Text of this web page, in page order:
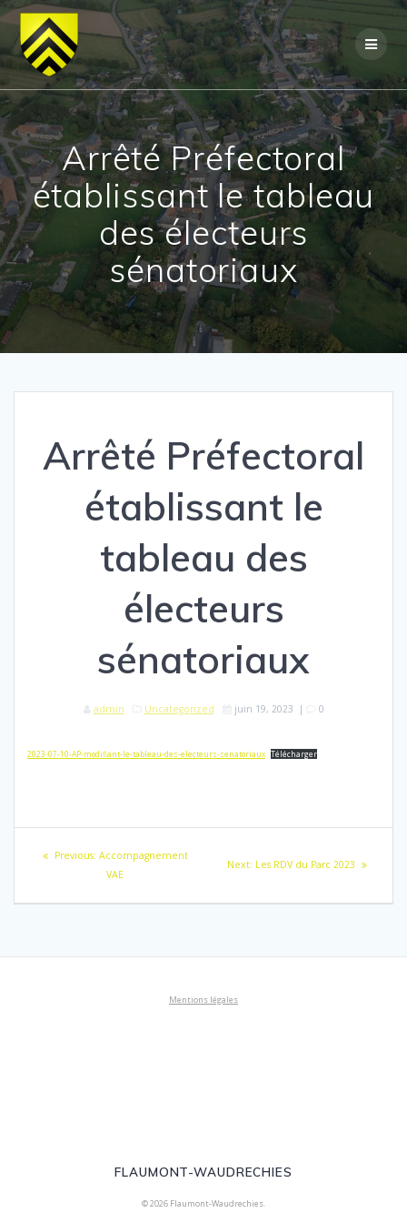
Skip
to
content
Arrêté Préfectoral
établissant le tableau
des électeurs
sénatoriaux
Arrêté Préfectoral
établissant le
tableau des
électeurs
sénatoriaux
admin Uncategorized juin 19, 2023 | 0
2023-07-10-AP-modifiant-le-tableau-des-electeurs-senatoriaux Télécharger
Navigation
Previous: Previous
post:
Accompagnement
VAE
Next: Next
Les RDV du Parc 2023
FLAUMONT-WAUDRECHIES
© 2026 Flaumont-Waudrechies.
Mentions légales